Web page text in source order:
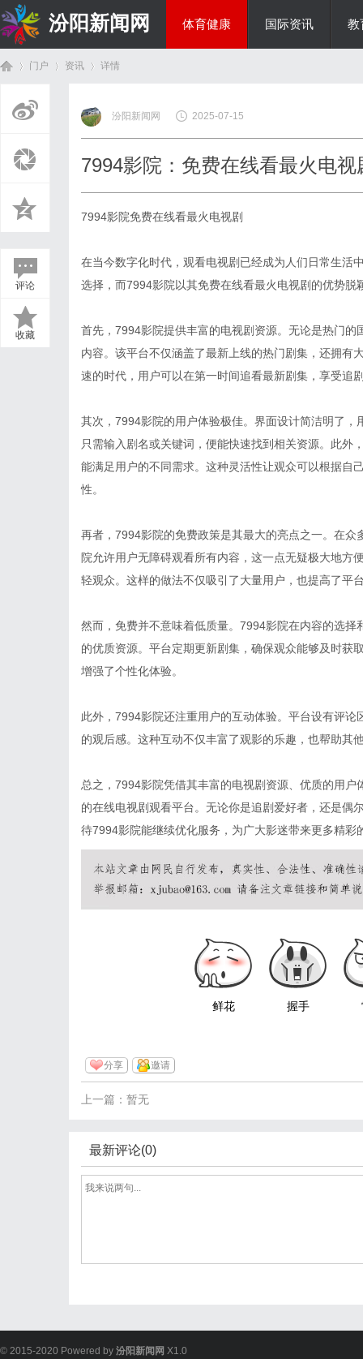
汾阳新闻网 体育健康 国际资讯 教
门户 资讯
›
详情
评论
收藏
汾阳新闻网 2025-07-15
7994影院：免费在线看最火电
7994影院免费在线看最火电视剧
在当今数字化时代，观看电视剧已经成为人们日常生活
选择，而7994影院以其免费在线看最火电视剧的优势脱
首先，7994影院提供丰富的电视剧资源。无论是热门
内容。该平台不仅涵盖了最新上线的热门剧集，还拥有
速的时代，用户可以在第一时间追看最新剧集，享受追
其次，7994影院的用户体验极佳。界面设计简洁明了
只需输入剧名或关键词，便能快速找到相关资源。此外
能满足用户的不同需求。这种灵活性让观众可以根据自
性。
再者，7994影院的免费政策是其最大的亮点之一。在
院允许用户无障碍观看所有内容，这一点无疑极大地方
轻观众。这样的做法不仅吸引了大量用户，也提高了平
然而，免费并不意味着低质量。7994影院在内容的选
的优质资源。平台定期更新剧集，确保观众能够及时获
增强了个性化体验。
此外，7994影院还注重用户的互动体验。平台设有评
的观后感。这种互动不仅丰富了观影的乐趣，也帮助其
总之，7994影院凭借其丰富的电视剧资源、优质的用
的在线电视剧观看平台。无论你是追剧爱好者，还是偶
待7994影院能继续优化服务，为广大影迷带来更多精彩
鲜花 握手
分享 邀请
上一篇：暂无
最新评论(0)
© 2015-2020 Powered by 汾阳新闻网 X1.0